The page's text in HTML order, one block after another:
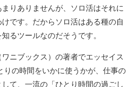
りありませんが、ソロ活はそれに
です。だからソロ活はある種の自
るツールなのだそうです。
ワニブックス）の著者でエッセイス
りの時間をいかに使うかが、仕事の
て、一流の「ひとり時間の過ごし